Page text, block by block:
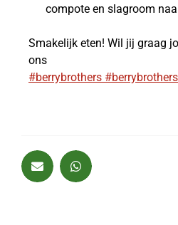
compote en slagroom
Smakelijk eten! Wil jij graag
ons
#berrybrothers